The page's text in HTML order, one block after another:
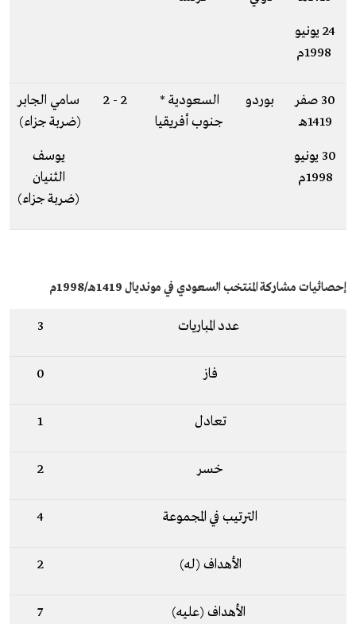
24 يونيو
30 صفر
1419هـ
30 يونيو
1998م
بوردو
السعودية *
جنوب أفريقيا
2 - 2
سامي الجابر
(ضربة جزاء)
يوسف
الثنيان
(ضربة جزاء)
إحصائيات مشاركة المنتخب السعودي في مونديال 1419هـ/1998م
عدد المباريات 3
فاز 0
تعادل 1
خسر 2
الترتيب في المجموعة 4
الأهداف (له) 2
الأهداف (عليه) 7